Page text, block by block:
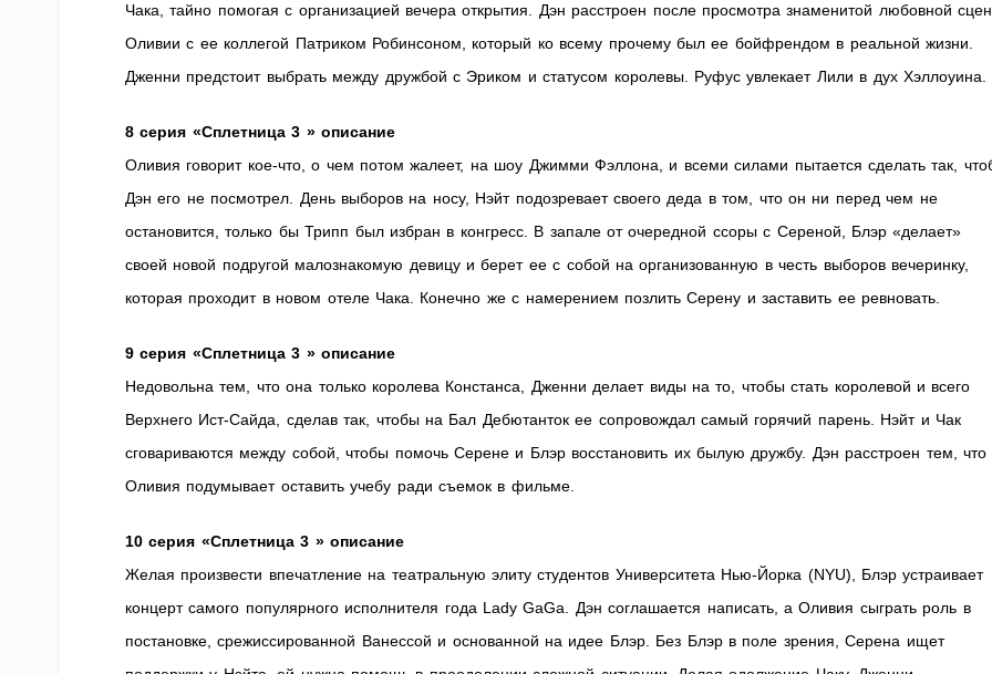
Чака, тайно помогая с организацией вечера открытия. Дэн расстроен после просмотра знаменитой любовной
Оливии с ее коллегой Патриком Робинсоном, который ко всему прочему был ее бойфрендом в реальной жизни.
Дженни предстоит выбрать между дружбой с Эриком и статусом королевы. Руфус увлекает Лили в дух Хэллоуина.
8 серия «Сплетница 3 » описание
Оливия говорит кое-что, о чем потом жалеет, на шоу Джимми Фэллона, и всеми силами пытается сделать так,
Дэн его не посмотрел. День выборов на носу, Нэйт подозревает своего деда в том, что он ни перед чем не
остановится, только бы Трипп был избран в конгресс. В запале от очередной ссоры с Сереной, Блэр «делает»
своей новой подругой малознакомую девицу и берет ее с собой на организованную в честь выборов вечеринку,
которая проходит в новом отеле Чака. Конечно же с намерением позлить Серену и заставить ее ревновать.
9 серия «Сплетница 3 » описание
Недовольна тем, что она только королева Констанса, Дженни делает виды на то, чтобы стать королевой и всего
Верхнего Ист-Сайда, сделав так, чтобы на Бал Дебютанток ее сопровождал самый горячий парень. Нэйт и Чак
сговариваются между собой, чтобы помочь Серене и Блэр восстановить их былую дружбу. Дэн расстроен тем, что
Оливия подумывает оставить учебу ради съемок в фильме.
10 серия «Сплетница 3 » описание
Желая произвести впечатление на театральную элиту студентов Университета Нью-Йорка (NYU), Блэр устраивает
концерт самого популярного исполнителя года Lady GaGa. Дэн соглашается написать, а Оливия сыграть роль в
постановке, срежиссированной Ванессой и основанной на идее Блэр. Без Блэр в поле зрения, Серена ищет